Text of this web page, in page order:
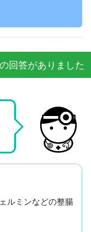
回答がありました
ルミンなどの整腸